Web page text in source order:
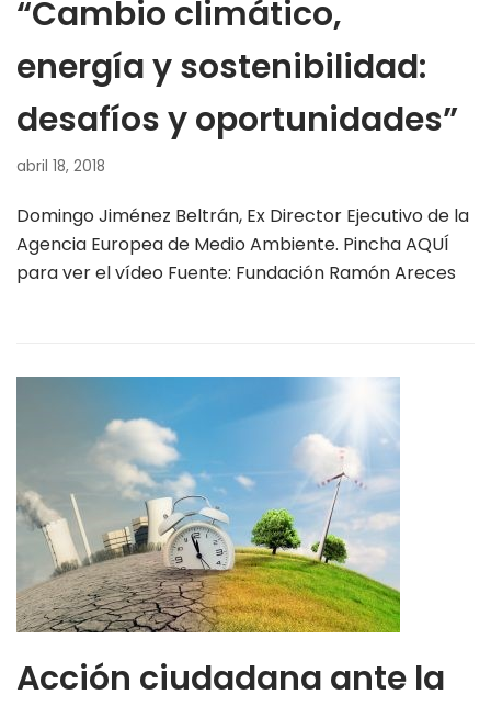
“Cambio climático,
energía y sostenibilidad:
desafíos y oportunidades”
abril 18, 2018
Domingo Jiménez Beltrán, Ex Director Ejecutivo de la
Agencia Europea de Medio Ambiente. Pincha AQUÍ
para ver el vídeo Fuente: Fundación Ramón Areces
Acción ciudadana ante la